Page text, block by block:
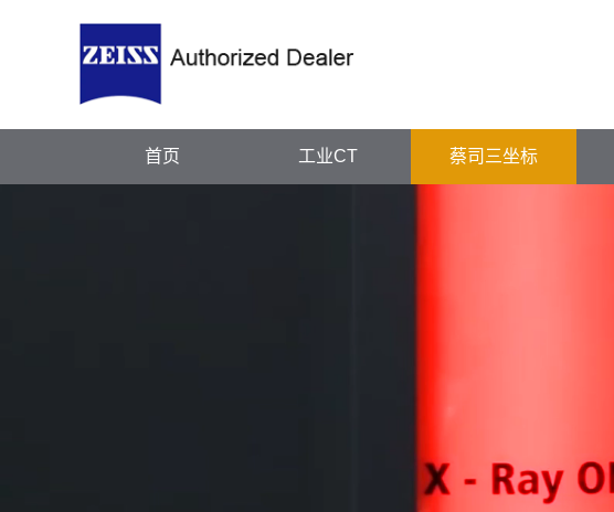
首页 工业CT 蔡司三坐标